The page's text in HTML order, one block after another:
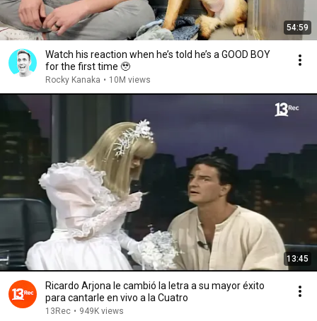
54:59
Watch his reaction when he’s told he’s a GOOD BOY
for the first time 🥹
Rocky Kanaka • 10M views
13:45
Ricardo Arjona le cambió la letra a su mayor éxito
para cantarle en vivo a la Cuatro
13Rec • 949K views